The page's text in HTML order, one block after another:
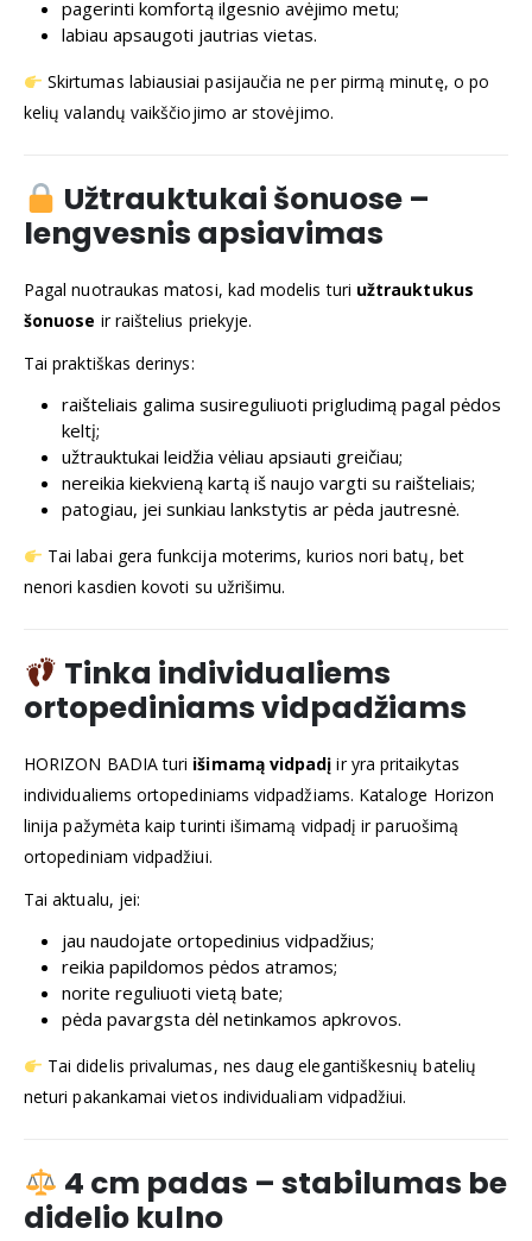
pagerinti komfortą ilgesnio avėjimo metu;
labiau apsaugoti jautrias vietas.
Skirtumas labiausiai pasijaučia ne per pirmą minutę, o po
kelių valandų vaikščiojimo ar stovėjimo.
Užtrauktukai šonuose –
lengvesnis apsiavimas
Pagal nuotraukas matosi, kad modelis turi užtrauktukus
šonuose ir raištelius priekyje.
Tai praktiškas derinys:
raišteliais galima susireguliuoti prigludimą pagal pėdos
keltį;
užtrauktukai leidžia vėliau apsiauti greičiau;
nereikia kiekvieną kartą iš naujo vargti su raišteliais;
patogiau, jei sunkiau lankstytis ar pėda jautresnė.
Tai labai gera funkcija moterims, kurios nori batų, bet
nenori kasdien kovoti su užrišimu.
Tinka individualiems
ortopediniams vidpadžiams
HORIZON BADIA turi išimamą vidpadį ir yra pritaikytas
individualiems ortopediniams vidpadžiams. Kataloge Horizon
linija pažymėta kaip turinti išimamą vidpadį ir paruošimą
ortopediniam vidpadžiui.
Tai aktualu, jei:
jau naudojate ortopedinius vidpadžius;
reikia papildomos pėdos atramos;
norite reguliuoti vietą bate;
pėda pavargsta dėl netinkamos apkrovos.
Tai didelis privalumas, nes daug elegantiškesnių batelių
neturi pakankamai vietos individualiam vidpadžiui.
4 cm padas – stabilumas be
didelio kulno